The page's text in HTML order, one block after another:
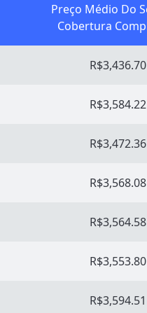
Preço Médio Do
Cobertura
R$3,436.70
R$3,584.22
R$3,472.36
R$3,568.08
R$3,564.58
R$3,553.80
R$3,594.51